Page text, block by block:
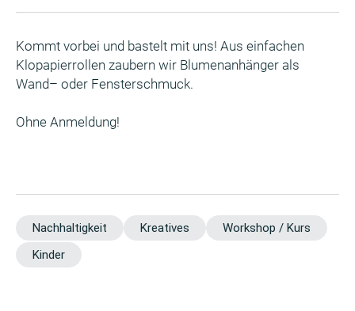
Kommt vorbei und bastelt mit uns! Aus einfachen
Klopapierrollen zaubern wir Blumenanhänger als
Wand– oder Fensterschmuck.
Ohne Anmeldung!
Nachhaltigkeit Kreatives
Workshop / Kurs
Kinder